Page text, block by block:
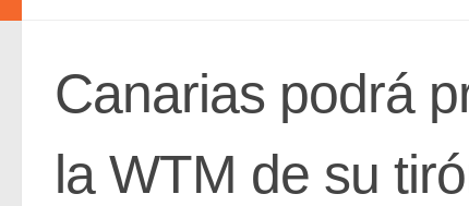
Canarias podrá
la WTM de su